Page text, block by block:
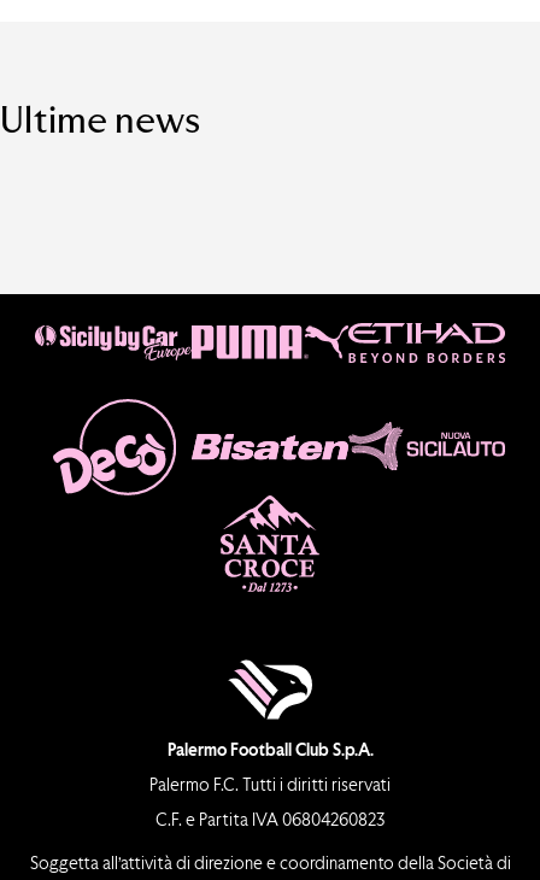
Ultime news
Palermo Football Club S.p.A.
Palermo F.C. Tutti i diritti riservati
C.F. e Partita IVA 06804260823
Soggetta all’attività di direzione e coordinamento della Società di